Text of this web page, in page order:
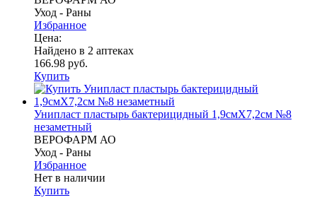
Уход - Раны
Избранное
Цена:
Найдено в 2 аптеках
166.98 руб.
Купить
Унипласт пластырь бактерицидный 1,9смX7,2см №8
незаметный
ВЕРОФАРМ АО
Уход - Раны
Избранное
Нет в наличии
Купить